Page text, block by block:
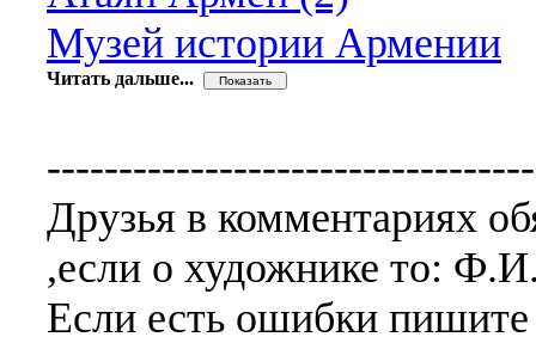
Музей истории Армении
Читать дальше...
Друзья в комментариях
,если о художнике то:
Если есть ошибки